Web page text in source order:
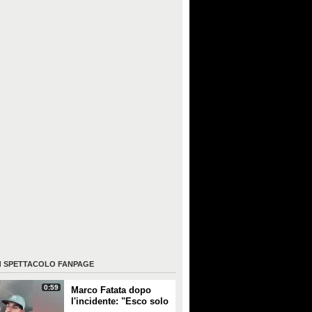
SPETTACOLO FANPAGE
0:59
Marco Fatata dopo
l'incidente: "Esco solo